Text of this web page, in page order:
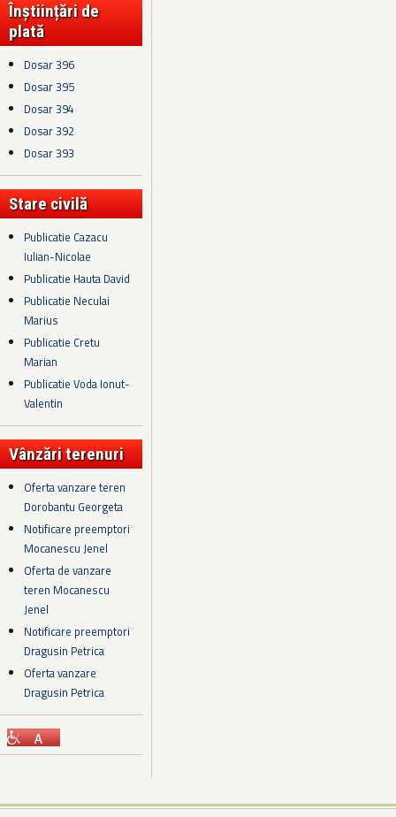
Înștiințări de
plată
Dosar 396
Dosar 395
Dosar 394
Dosar 392
Dosar 393
Stare civilă
Publicatie Cazacu
Iulian-Nicolae
Publicatie Hauta David
Publicatie Neculai
Marius
Publicatie Cretu
Marian
Publicatie Voda Ionut-
Valentin
Vânzări terenuri
Oferta vanzare teren
Dorobantu Georgeta
Notificare preemptori
Mocanescu Jenel
Oferta de vanzare
teren Mocanescu
Jenel
Notificare preemptori
Dragusin Petrica
Oferta vanzare
Dragusin Petrica